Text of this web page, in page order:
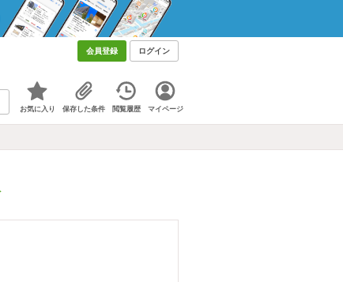
会員登録 ログイン
お気に入り 保存した条件 閲覧履歴 マイページ